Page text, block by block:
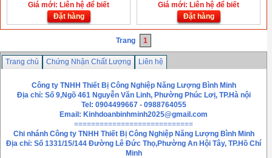
Giá mới: Liên hệ để biết
Đặt hàng
Giá mới: Liên hệ để biết
Đặt hàng
Trang 1
Trang chủ Chứng Nhận Chất Lượng Liên hệ
Công ty TNHH Thiết Bị Công Nghiệp Năng Lượng Bình Minh
Địa chỉ: Số 9,Ngõ 461 Nguyễn Văn Linh, Phường Phúc Lơị, TP.Hà nội
Tel: 0904499667 - 0988764055
Email: Kinhdoanbinhminh2025@gmail.com
============================
Chi nhánh Công ty TNHH Thiết Bị Công Nghiệp Năng Lượng Bình Minh
Địa chỉ: Số 1331/15/144 Đường Lê Đức Thọ,Phường An Hội Tây, TP.Hồ Chí
Minh